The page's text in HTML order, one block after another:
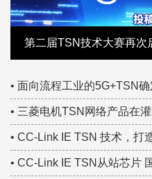
第二届TSN技术大赛再次
• 面向流程工业的5G+TSN
研究——中国移动集团研究
• 三菱电机TSN网络产品在
TSN技术大赛集锦
• CC-Link IE TSN 技术，打
• CC-Link IE TSN从站芯片